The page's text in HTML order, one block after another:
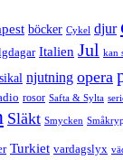
böcker Cykel djur
Italien Jul kan
njutning opera
rosor Safta & Sylta
Släkt Smycken Småkryp
Turkiet vardagslyx